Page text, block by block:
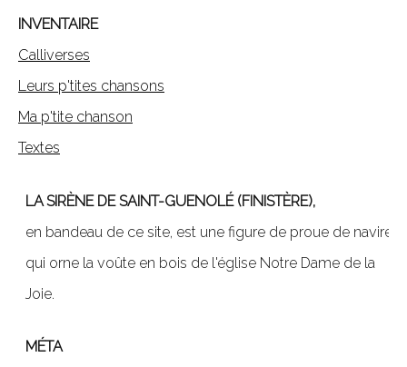
INVENTAIRE
Calliverses
Leurs p'tites chansons
Ma p'tite chanson
Textes
LA SIRÈNE DE SAINT-GUENOLÉ (FINISTÈRE),
en bandeau de ce site, est une figure de proue de navire,
qui orne la voûte en bois de l'église Notre Dame de la
Joie.
MÉTA